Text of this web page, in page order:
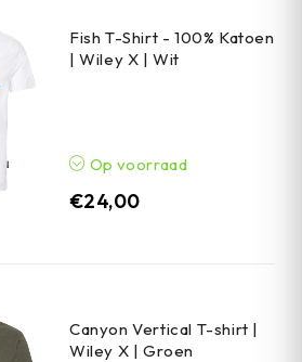
Fish T-Shirt - 100% Katoen
| Wiley X | Wit
Op voorraad
€24,00
Canyon Vertical T-shirt |
Wiley X | Groen